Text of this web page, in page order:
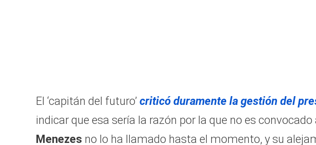
El ‘capitán del futuro’ criticó duramente la gestión del
indicar que esa sería la razón por la que no es convocado
Menezes no lo ha llamado hasta el momento, y su